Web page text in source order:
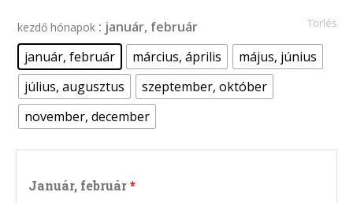
kezdő hónapok : január, február
január, február
március, április
május, június
július, augusztus
szeptember, október
november, december
Törlés
Január, február